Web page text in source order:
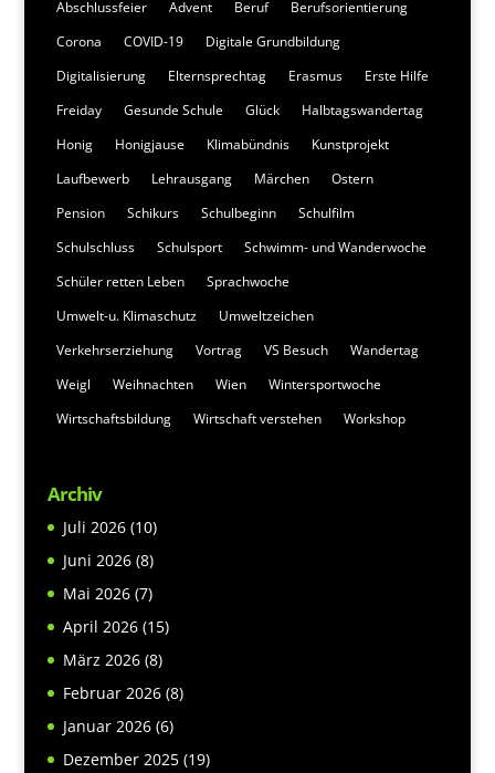
Abschlussfeier Advent Beruf
Berufsorientierung
Corona
COVID-19
Digitale Grundbildung
Digitalisierung
Elternsprechtag Erasmus
Erste Hilfe
Freiday
Gesunde Schule Glück
Halbtagswandertag
Honig
Honigjause Klimabündnis
Kunstprojekt
Laufbewerb
Lehrausgang Märchen
Ostern
Pension
Schikurs Schulbeginn
Schulfilm
Schulschluss
Schulsport
Schwimm- und Wanderwoche
Schüler retten Leben
Sprachwoche
Umwelt-u. Klimaschutz
Umweltzeichen
Verkehrserziehung
Vortrag VS Besuch
Wandertag
Weigl
Weihnachten Wien
Wintersportwoche
Wirtschaftsbildung
Wirtschaft verstehen Workshop
Archiv
Juli 2026(10)
Juni 2026(8)
Mai 2026(7)
April 2026(15)
März 2026(8)
Februar 2026(8)
Januar 2026(6)
Dezember 2025(19)